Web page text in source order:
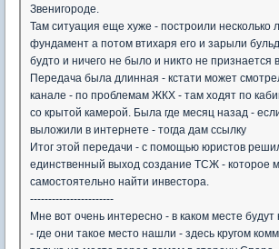
Звенигороде.
Там ситуация еще хуже - построили несколько
фундамент а потом втихаря его и зарыли
будто и ничего не было и никто не признается
Передача была длинная - кстати может
канале - по проблемам ЖКХ - там ходят по
со крытой камерой. Была где месяц назад -
выложили в интернете - тогда дам ссылку
Итог этой передачи - с помощью юристов
единственный выход создание ТСЖ - которое
самостоятельно найти инвестора.
-----------------------
Мне вот очень интересно - в каком месте будут
- где они такое место нашли - здесь кругом